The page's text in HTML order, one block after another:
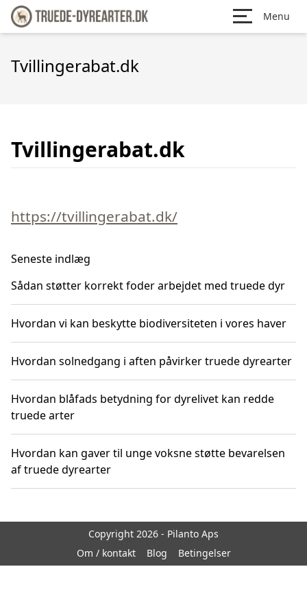
Menu
Tvillingerabat.dk
Tvillingerabat.dk
https://tvillingerabat.dk/
Seneste indlæg
Sådan støtter korrekt foder arbejdet med truede dyr
Hvordan vi kan beskytte biodiversiteten i vores haver
Hvordan solnedgang i aften påvirker truede dyrearter
Hvordan blåfads betydning for dyrelivet kan redde
truede arter
Hvordan kan gaver til unge voksne støtte bevarelsen
af truede dyrearter
Copyright 2026 - Pilanto Aps
Om / kontakt
Blog Betingelser